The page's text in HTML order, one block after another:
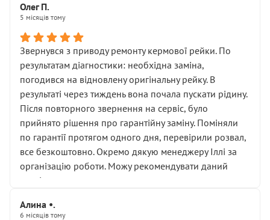
Олег П.
5 місяців тому
Звернувся з приводу ремонту кермової рейки. По
результатам діагностики: необхідна заміна,
погодився на відновлену оригінальну рейку. В
результаті через тиждень вона почала пускати рідину.
Після повторного звернення на сервіс, було
прийнято рішення про гарантійну заміну. Поміняли
по гарантії протягом одного дня, перевірили розвал,
все безкоштовно. Окремо дякую менеджеру Іллі за
організацію роботи. Можу рекомендувати даний
сервіс.
Алина •.
6 місяців тому